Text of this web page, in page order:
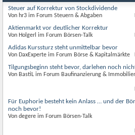
Steuer auf Korrektur von Stockdividende
Von hr3 im Forum Steuern & Abgaben
Aktienmarkt vor deutlicher Korrektur
Von Holgerl im Forum Börsen-Talk
Adidas Kurssturz steht unmittelbar bevor
Von DaxExperte im Forum Börse & Kapitalmärkte
Tilgungsbeginn steht bevor, darlehen noch
Von BastiL im Forum Baufinanzierung &
Für Euphorie besteht kein Anlass … und der
noch bevor!
Von degere im Forum Börsen-Talk